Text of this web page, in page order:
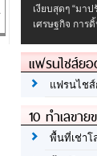
เงียบสุดๆ “มา
เศรษฐกิจ การ
แฟรนไชส์ย
แฟรนไช
10 ทำเลขา
พื้นที่เช่าโ